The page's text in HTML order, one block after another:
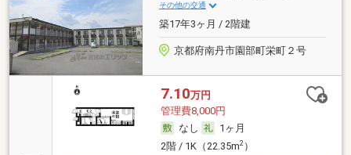
その他の交通
築17年3ヶ月 / 2階建
京都府南丹市園部町栄町２号
7.10万円
管理費8,000円
なし
1ヶ月
2階 / 1K（22.35m2）